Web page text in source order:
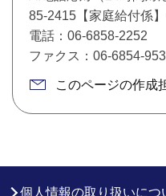
85-2415【家庭給付係
電話：06-6858-2252
ファクス：06-6854-
このページの作成
個人情報の取り扱いにつ